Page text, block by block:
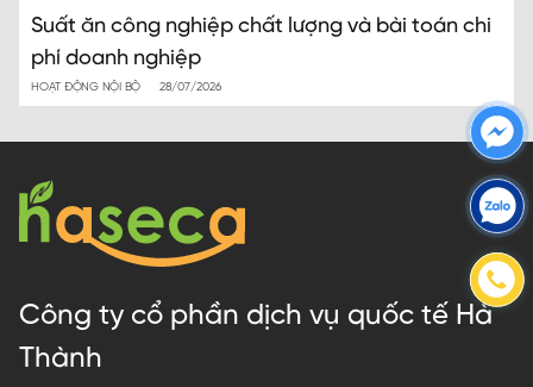
Suất ăn công nghiệp chất lượng và bài toán chi
phí doanh nghiệp
HOẠT ĐỘNG NỘI BỘ 28/07/2026
Công ty cổ phần dịch vụ quốc tế Hà
Thành